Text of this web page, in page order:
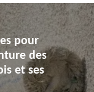
pour
des
et ses